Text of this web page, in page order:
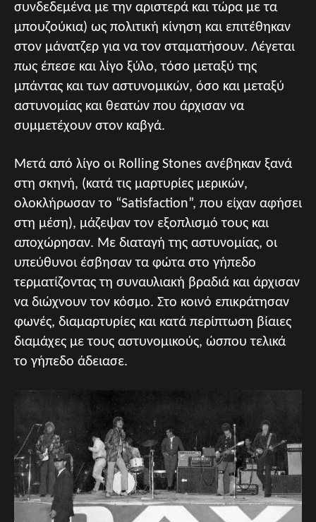
συνδεδεμένα με την αριστερά και τώρα με τα
μπουζούκια) ως πολιτική κίνηση και επιτέθηκαν
στον μάνατζερ για να τον σταματήσουν. Λέγεται
πως έπεσε και λίγο ξύλο, τόσο μεταξύ της
μπάντας και των αστυνομικών, όσο και μεταξύ
αστυνομίας και θεατών που άρχισαν να
συμμετέχουν στον καβγά.
Μετά από λίγο οι Rolling Stones ανέβηκαν ξανά
στη σκηνή, (κατά τις μαρτυρίες μερικών,
ολοκλήρωσαν το “Satisfaction”, που είχαν αφήσει
στη μέση), μάζεψαν τον εξοπλισμό τους και
αποχώρησαν. Με διαταγή της αστυνομίας, οι
υπεύθυνοι έσβησαν τα φώτα στο γήπεδο
τερματίζοντας τη συναυλιακή βραδιά και άρχισαν
να διώχνουν τον κόσμο. Στο κοινό επικράτησαν
φωνές, διαμαρτυρίες και κατά περίπτωση βίαιες
διαμάχες με τους αστυνομικούς, ώσπου τελικά
το γήπεδο άδειασε.